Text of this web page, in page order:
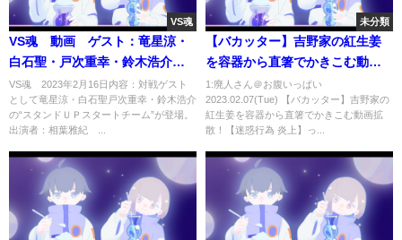
VS魂
VS魂 動画 ゲスト：竜星涼・
白石聖・戸次重幸・鈴木浩介
2023年2月16日
VS魂 2023年2月16日内容：対戦ゲスト
として竜星涼・白石聖戸次重幸・鈴木浩介
の“スタンドＵＰスタートチーム”が登場。
出演者：相葉雅紀 ...
未分類
【バカッター】吉野家の紅生姜
を容器から直箸でかきこむ動画
拡散！【迷惑行為 炎上】
1:廃人さん＠お腹いっぱい
2023.02.07(Tue) 【バカッター】吉野家の
紅生姜を容器から直箸でかきこむ動画拡
散！【迷惑行為 炎上】っ...